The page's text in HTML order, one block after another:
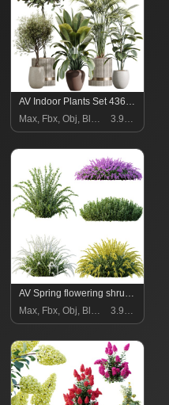
AV Indoor Plants Set 436 Ficus lyrata Areca Cat Reed Palm Ficus Elastica Olive tree Ficus macrocarpa
Max, Fbx, Obj, Blend
3.99 $
AV Spring flowering shrubs Calluna Vulgaris Helena Summer Broom Heather Garden Girls
Max, Fbx, Obj, Blend
3.99 $